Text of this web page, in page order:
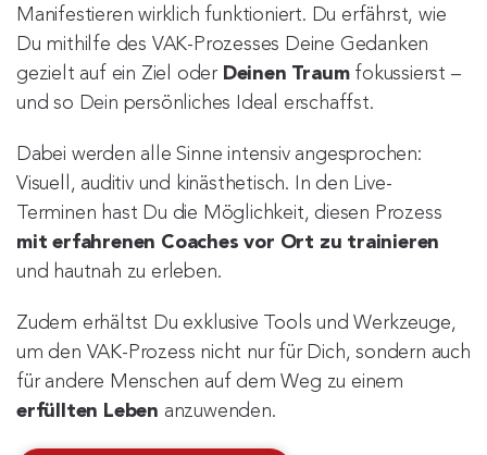
Manifestieren wirklich funktioniert. Du erfährst, wie
Du mithilfe des VAK-Prozesses Deine Gedanken
gezielt auf ein Ziel oder Deinen Traum fokussierst –
und so Dein persönliches Ideal erschaffst.
Dabei werden alle Sinne intensiv angesprochen:
Visuell, auditiv und kinästhetisch. In den Live-
mit erfahrenen Coaches vor Ort zu trainieren
und hautnah zu erleben.
Zudem erhältst Du exklusive Tools und Werkzeuge,
um den VAK-Prozess nicht nur für Dich, sondern auch
erfüllten Leben anzuwenden.